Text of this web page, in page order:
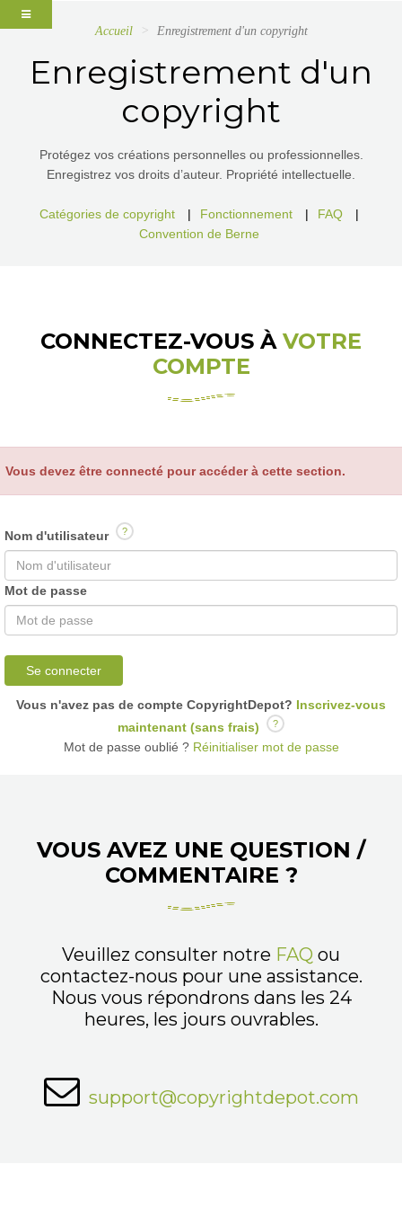
Accueil Enregistrement d'un copyright
Enregistrement d'un
copyright
Protégez vos créations personnelles ou professionnelles.
Enregistrez vos droits d’auteur. Propriété intellectuelle.
Catégories de copyright | Fonctionnement | FAQ
|
Convention de Berne
CONNECTEZ-VOUS À VOTRE
COMPTE
Vous devez être connecté pour accéder à cette section.
Nom d'utilisateur ?
Mot de passe
Se connecter
Vous n'avez pas de compte CopyrightDepot? Inscrivez-vous
maintenant (sans frais)
?
Mot de passe oublié ?Réinitialiser mot de passe
VOUS AVEZ UNE QUESTION /
COMMENTAIRE ?
Veuillez consulter notre FAQ ou
contactez-nous pour une assistance.
Nous vous répondrons dans les 24
heures, les jours ouvrables.
support@copyrightdepot.com